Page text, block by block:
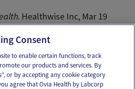
Healthwise Inc, Mar 19
Consent
to enable certain functions, track
our products and services. By
or by accepting any cookie category
agree that Ovia Health by Labcorp